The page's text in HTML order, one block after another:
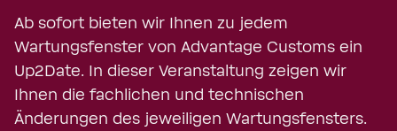
Ab sofort bieten wir Ihnen zu jedem
Wartungsfenster von Advantage Customs ein
Up2Date. In dieser Veranstaltung zeigen wir
Ihnen die fachlichen und technischen
Änderungen des jeweiligen Wartungsfensters.